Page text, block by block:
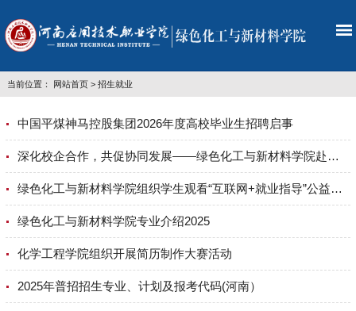
当前位置： 网站首页> 招生就业
中国平煤神马控股集团2026年度高校毕业生招聘启事
深化校企合作，共促协同发展——绿色化工与新材料学院赴河南神马尼龙化工有限责任公司交流调研
绿色化工与新材料学院组织学生观看“互联网+就业指导”公益直播课
绿色化工与新材料学院专业介绍2025
化学工程学院组织开展简历制作大赛活动
2025年普招招生专业、计划及报考代码(河南）